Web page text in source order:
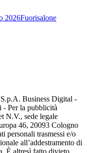
2026Fuorisalone
Business Digital -
- Per la pubblicità
N.V., sede legale
46, 20093 Cologno
personali trasmessi e/o
all’addestramento di